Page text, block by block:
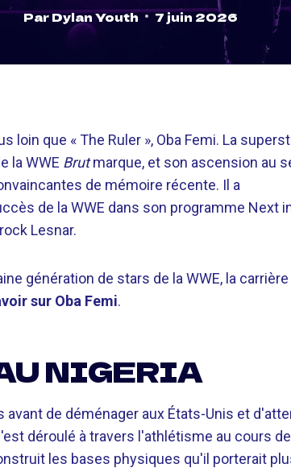
ParDylan Youth 7 juin 2026
loin que « The Ruler », Oba Femi. La
la WWE Brutmarque, et son ascension au
de mémoire récente. Il a
de la WWE dans son programme Next
Lesnar.
génération de stars de la WWE, la carrière
sur Oba Femi.
NIGERIA
avant de déménager aux États-Unis et
déroulé à travers l'athlétisme au cours de
les bases physiques qu'il porterait